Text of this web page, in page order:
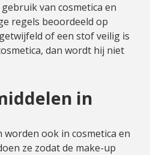
van cosmetica en
regels beoordeeld op
of een stof veilig is
dan wordt hij niet
in
ook in cosmetica en
ze zodat de make-up